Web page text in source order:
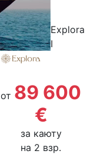
Explora
I
от 89 600
€
за каюту
на 2 взр.